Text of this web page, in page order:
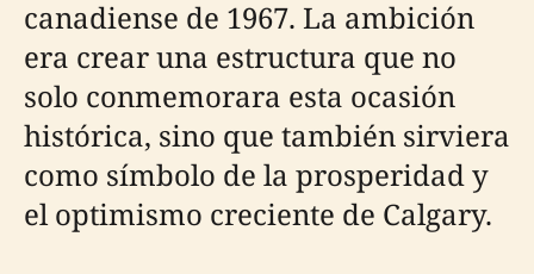
canadiense de 1967. La ambición
era crear una estructura que no
solo conmemorara esta ocasión
histórica, sino que también sirviera
como símbolo de la prosperidad y
el optimismo creciente de Calgary.